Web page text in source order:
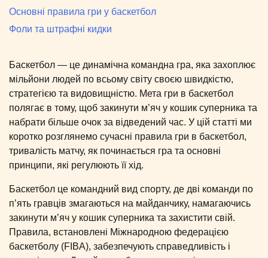
Основні правила гри у баскетбол
Фоли та штрафні кидки
Баскетбол — це динамічна командна гра, яка захоплює
мільйони людей по всьому світу своєю швидкістю,
стратегією та видовищністю. Мета гри в баскетбол
полягає в тому, щоб закинути м’яч у кошик суперника та
набрати більше очок за відведений час. У цій статті ми
коротко розглянемо сучасні правила гри в баскетбол,
тривалість матчу, як починається гра та основні
принципи, які регулюють її хід.
Баскетбол це командний вид спорту, де дві команди по
п’ять гравців змагаються на майданчику, намагаючись
закинути м’яч у кошик суперника та захистити свій.
Правила, встановлені Міжнародною федерацією
баскетболу (FIBA), забезпечують справедливість і